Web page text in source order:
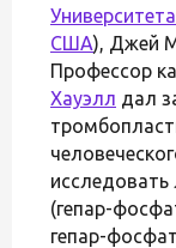
США), Джей
Профессор
Хауэлл дал
(гепар-
гепар-